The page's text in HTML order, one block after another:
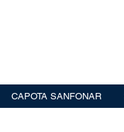
CAPOTA SANFONAR